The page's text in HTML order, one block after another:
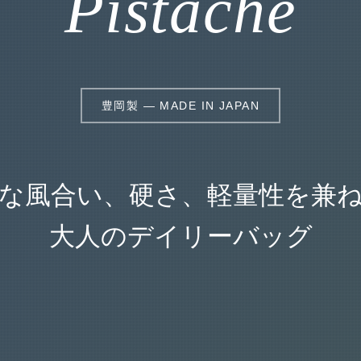
豊岡製 — MADE IN JAPAN
風合い、硬さ、軽量性を兼
大人のデイリーバッグ